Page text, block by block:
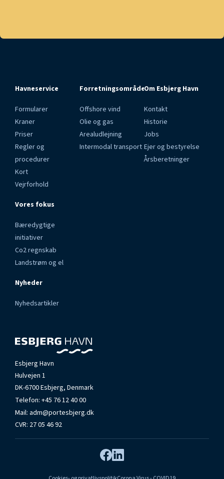
Esbjerg Havn
Hulvejen 1
DK-6700 Esbjerg, Denmark
Telefon: +45 76 12 40 00
Mail: adm@portesbjerg.dk
CVR: 27 05 46 92
Havneservice
Formularer
Kraner
Priser
Regler og
procedurer
Kort
Vejrforhold
Forretningsområder
Offshore vind
Olie og gas
Arealudlejning
Intermodal transport
Om Esbjerg Havn
Kontakt
Historie
Jobs
Ejer og bestyrelse
Årsberetninger
Vores fokus
Bæredygtige
initiativer
Co2 regnskab
Landstrøm og el
Nyheder
Nyhedsartikler